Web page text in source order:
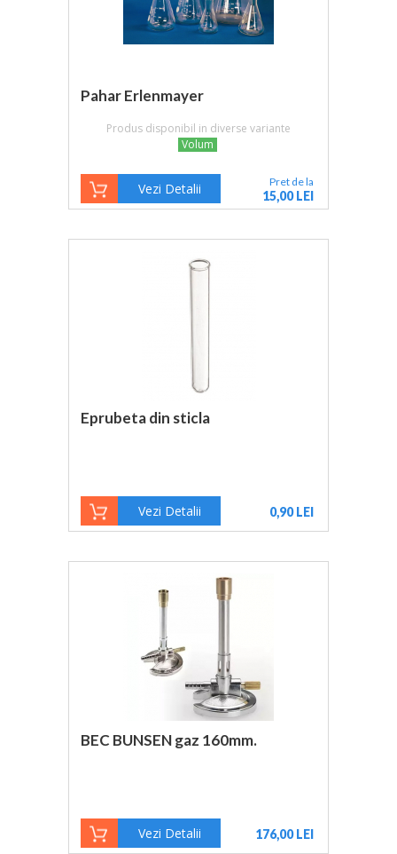
Pahar Erlenmayer
Produs disponibil in diverse variante
Volum
Vezi Detalii Pret de la
15,00 LEI
Eprubeta din sticla
Vezi Detalii 0,90 LEI
BEC BUNSEN gaz 160mm.
Vezi Detalii 176,00 LEI